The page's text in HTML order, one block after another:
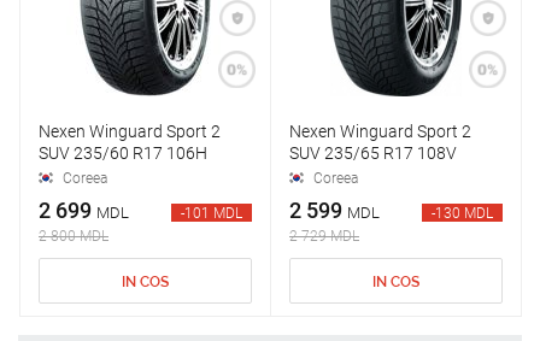
Nexen Winguard Sport 2
SUV 235/60 R17 106H
Coreea
2 699 MDL
2 800 MDL
-101 MDL
IN COS
Nexen Winguard Sport 2
SUV 235/65 R17 108V
Coreea
2 599 MDL
2 729 MDL
-130 MDL
IN COS